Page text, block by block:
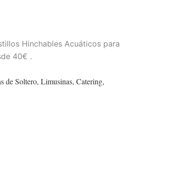
Hinchables Acuáticos para
40€ .
de Soltero, Limusinas, Catering,